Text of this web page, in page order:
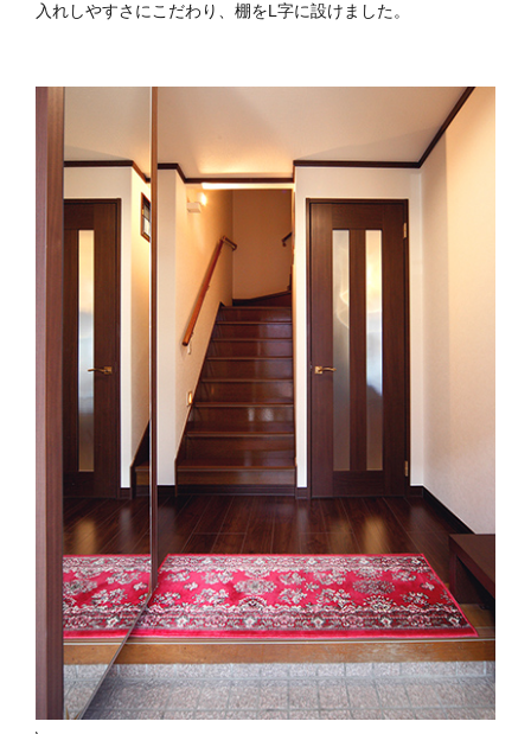
入れしやすさにこだわり、棚をL字に設けました。